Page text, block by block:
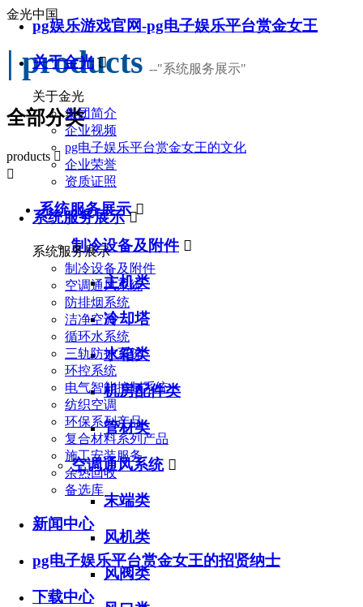
pg娱乐游戏官网-pg电子娱乐平台赏金女王
关于金光 
关于金光
集团简介
企业视频
pg电子娱乐平台赏金女王的文化
企业荣誉
资质证照
系统服务展示 
系统服务展示
制冷设备及附件
空调通风系统
防排烟系统
洁净空调
循环水系统
三轨防护系统
环控系统
电气智能控制系统
纺织空调
环保系列产品
复合材料系列产品
施工安装服务
余热回收
备选库
新闻中心
pg电子娱乐平台赏金女王的招贤纳士
下载中心
金光中国
| products --"系统服务展示"
全部分类
products 

系统服务展示 
制冷设备及附件 
主机类
冷却塔
水箱类
机房配件类
管材类
空调通风系统 
末端类
风机类
风阀类